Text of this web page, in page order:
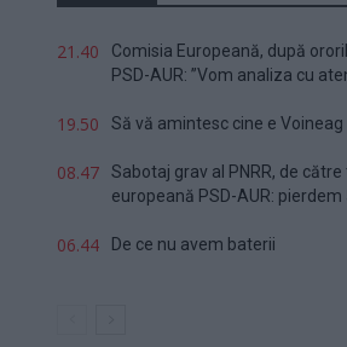
21.40
Comisia Europeană, după
PSD-AUR: ”Vom analiza cu
19.50 Să vă amintesc cine e Voineag
08.47
Sabotaj grav al PNRR, de
europeană PSD-AUR: pierdem
06.44 De ce nu avem baterii